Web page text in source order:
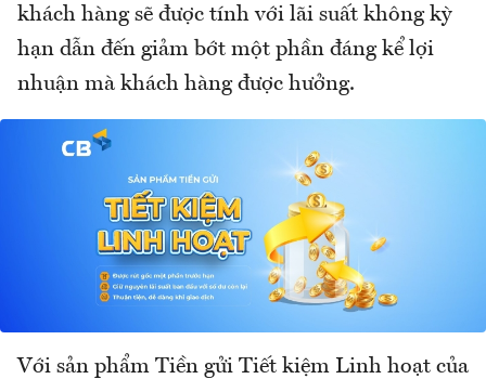
khách hàng sẽ được tính với lãi suất không kỳ
hạn dẫn đến giảm bớt một phần đáng kể lợi
nhuận mà khách hàng được hưởng.
Với sản phẩm Tiền gửi Tiết kiệm Linh hoạt của